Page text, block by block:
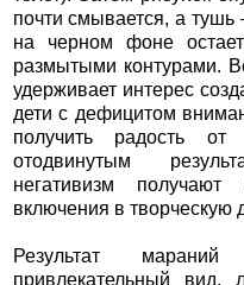
почти смывается, а тушь
на черном фоне
размытыми контурами.
удерживает интерес
дети с дефицитом
получить радость от
отодвинутым
негативизм
включения в творческую
Результат
привлекательный вид,